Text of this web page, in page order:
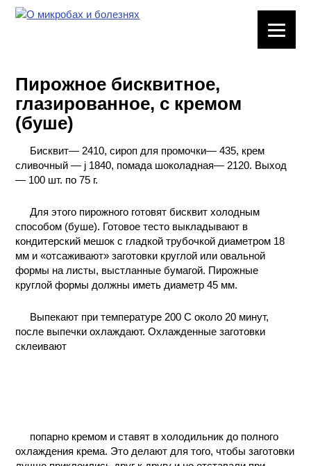
ХИМИЧЕСКАЯ
ПОСУДА
ФАКТОРЫ
ХИМИИ
И ХИМИЧЕСКАЯ
ТЕХНОЛОГИЯ
КОНТАКТЫ
Пирожное бисквитное,
глазированное, с кремом
(буше)
Бисквит— 2410, сироп для промочки— 435, крем
сливочный — j 1840, помада шоколадная— 2120. Выход
— 100 шт. по 75 г.
Для этого пирожного готовят бисквит холодным
способом (буше). Готовое тесто выкладывают в
кондитерский мешок с гладкой трубочкой диаметром 18
мм и «отсаживают» заготовки круглой или овальной
формы на листы, выстланные бумагой. Пирожные
круглой формы должны иметь диаметр 45 мм.
Выпекают при температуре 200 С около 20 минут,
после выпечки охлаждают. Охлажденные заготовки
склеивают
попарно кремом и ставят в холодильник до полного
охлаждения крема. Это делают для того, чтобы заготовки